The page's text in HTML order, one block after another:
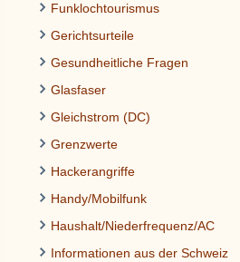
Funklochtourismus
Gerichtsurteile
Gesundheitliche Fragen
Glasfaser
Gleichstrom (DC)
Grenzwerte
Hackerangriffe
Handy/Mobilfunk
Haushalt/Niederfrequenz/AC
Informationen aus der Schweiz